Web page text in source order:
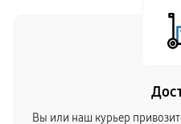
Вы или наш курьер